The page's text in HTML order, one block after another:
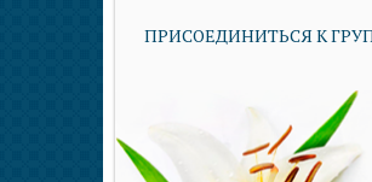
ПРИСОЕДИНИТЬСЯ К